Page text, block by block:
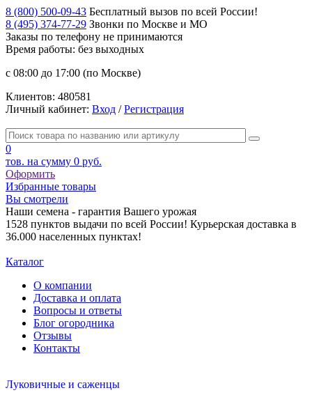
8 (800) 500-09-43 Бесплатный вызов по всей России!
8 (495) 374-77-29 Звонки по Москве и МО
Заказы по телефону не принимаются
Время работы: без выходных
с 08:00 до 17:00 (по Москве)
Клиентов: 480581
Личный кабинет: Вход /Регистрация
0
тов. на сумму 0 руб.
Оформить
Избранные товары
Вы смотрели
Наши семена - гарантия Вашего урожая
1528 пунктов выдачи по всей России! Курьерская доставка в
36.000 населенных пунктах!
Каталог
О компании
Доставка и оплата
Вопросы и ответы
Блог огородника
Отзывы
Контакты
Луковичные и саженцы